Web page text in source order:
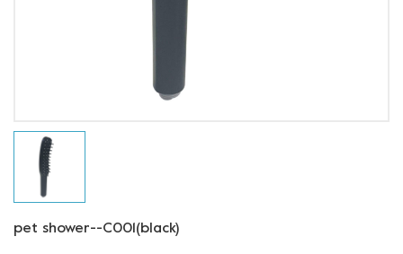
pet shower--C001(black)